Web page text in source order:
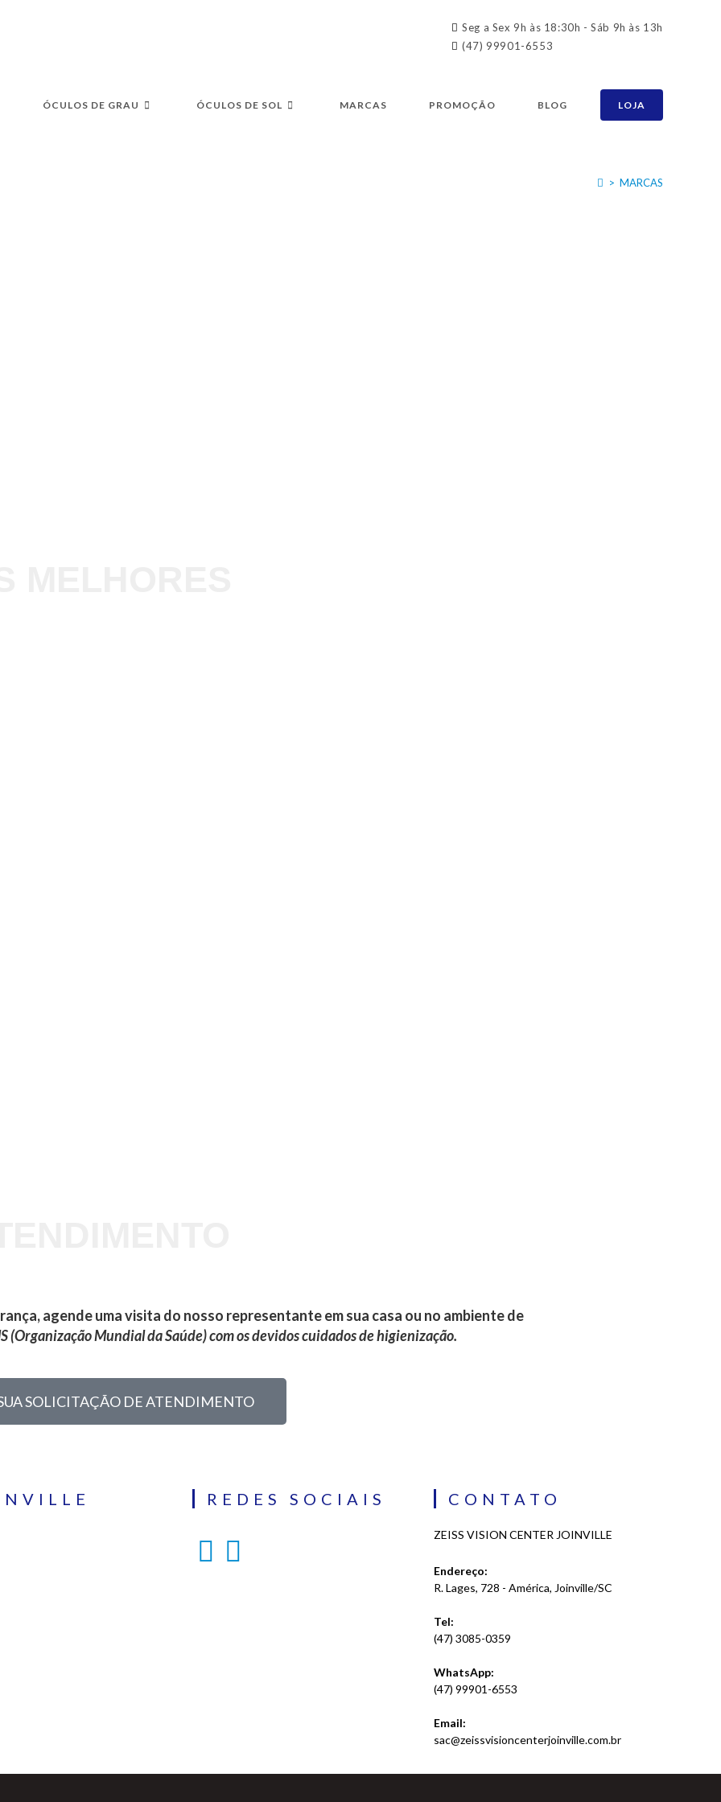
Seg a Sex 9h às 18:30h - Sáb 9h às 13h
(47) 99901-6553
ÓCULOS DE GRAU ÓCULOS DE SOL MARCAS PROMOÇÃO BLOG LOJA
> MARCAS
agende uma visita do nosso representante em sua casa ou no ambiente de
(Organização Mundial da Saúde) com os devidos cuidados de higienização.
SOLICITAÇÃO DE ATENDIMENTO
REDES SOCIAIS CONTATO
ZEISS VISION CENTER JOINVILLE
Endereço:
R. Lages, 728 - América, Joinville/SC
Tel:
(47) 3085-0359
WhatsApp:
(47) 99901-6553
Email:
sac@zeissvisioncenterjoinville.com.br